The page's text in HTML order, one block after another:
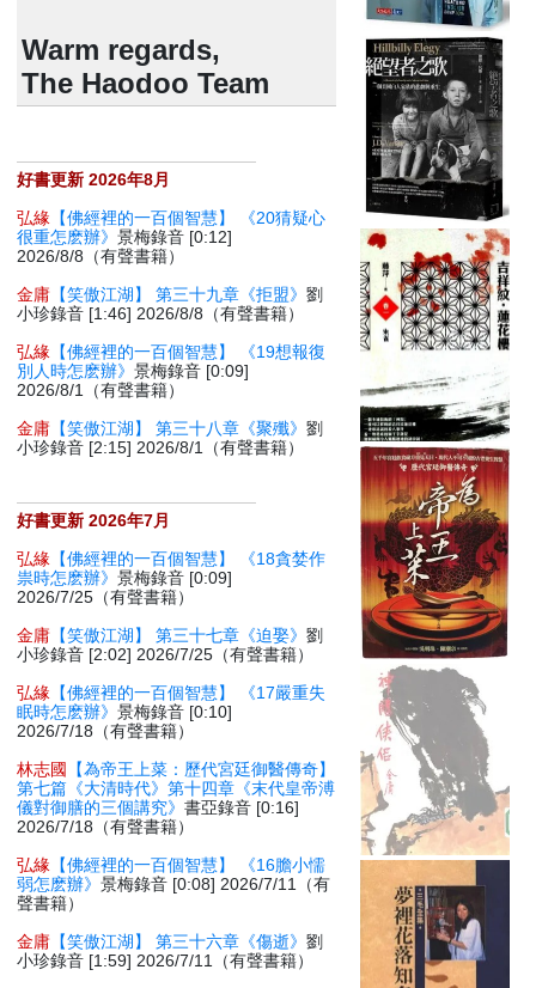
Warm regards,
The Haodoo Team
好書更新 2026年8月
弘緣 【佛經裡的一百個智慧】 《20猜疑心
很重怎麽辦》景梅錄音 [0:12]
2026/8/8（有聲書籍）
金庸 【笑傲江湖】 第三十九章《拒盟》劉
小珍錄音 [1:46] 2026/8/8（有聲書籍）
弘緣 【佛經裡的一百個智慧】 《19想報復
別人時怎麽辦》景梅錄音 [0:09]
2026/8/1（有聲書籍）
金庸 【笑傲江湖】 第三十八章《聚殲》劉
小珍錄音 [2:15] 2026/8/1（有聲書籍）
好書更新 2026年7月
弘緣 【佛經裡的一百個智慧】 《18貪婪作
祟時怎麽辦》景梅錄音 [0:09]
2026/7/25（有聲書籍）
金庸 【笑傲江湖】 第三十七章《迫娶》劉
小珍錄音 [2:02] 2026/7/25（有聲書籍）
弘緣 【佛經裡的一百個智慧】 《17嚴重失
眠時怎麽辦》景梅錄音 [0:10]
2026/7/18（有聲書籍）
林志國
【為帝王上菜：歷代宮廷御醫傳奇】
第七篇《大清時代》第十四章《末代皇帝溥
儀對御膳的三個講究》書亞錄音 [0:16]
2026/7/18（有聲書籍）
弘緣 【佛經裡的一百個智慧】 《16膽小懦
弱怎麽辦》景梅錄音 [0:08] 2026/7/11（有
聲書籍）
金庸 【笑傲江湖】 第三十六章《傷逝》劉
小珍錄音 [1:59] 2026/7/11（有聲書籍）